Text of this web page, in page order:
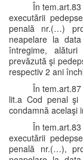
În
executării
penală nr.(…)
neapelare la
întregime,
prevăzută şi
respectiv 2 ani
În
lit.a Cod penal şi
condamnă acelaşi
În
executării
penală nr.(…),